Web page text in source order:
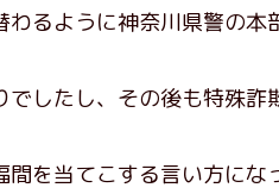
るように神奈川県警の本
したし、その後も特殊
を当てこする言い方にな